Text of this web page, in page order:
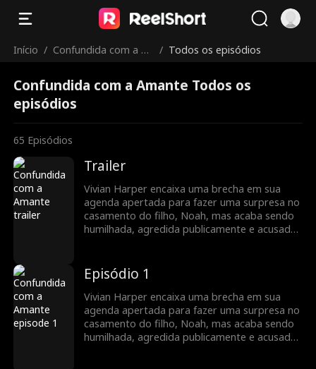
Início / Confundida com a A
/ Todos os episódios
Confundida com a Amante Todos os
episódios
65 Episódios
Trailer
Vivian Harper encaixa uma brecha em sua
agenda apertada para fazer uma surpresa no
casamento do filho, Noah, mas acaba sendo
humilhada, agredida publicamente e acusada
família Harper se vê à beira do colapso. Em
um mundo onde manter as aparências é
essencial, um único erro pode destruir tudo…
e revelar mentiras guardadas por muito
tempo.
Episódio 1
Vivian Harper encaixa uma brecha em sua
agenda apertada para fazer uma surpresa no
casamento do filho, Noah, mas acaba sendo
humilhada, agredida publicamente e acusada